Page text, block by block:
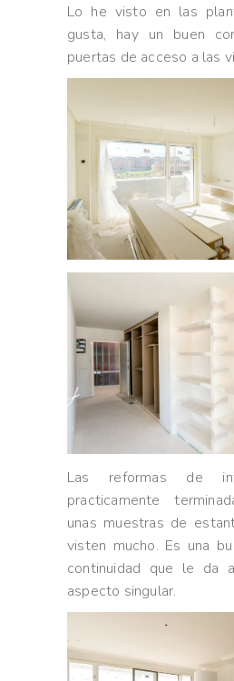
Lo he visto en las
gusta, hay un buen
puertas de acceso a las
Las reformas de
practicamente
unas muestras de
visten mucho. Es una
continuidad que le da
aspecto singular.